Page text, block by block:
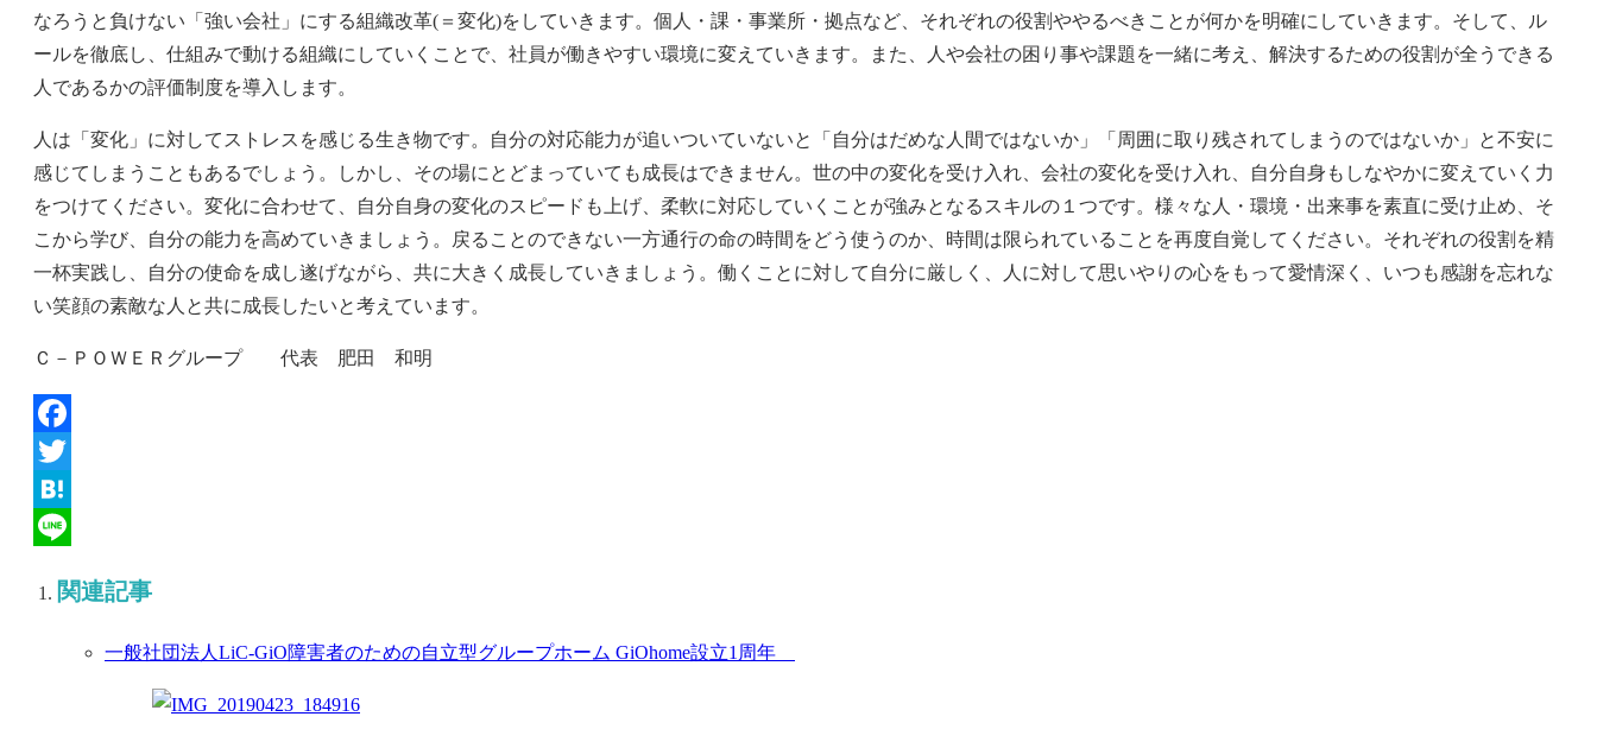
なろうと負けない「強い会社」にする組織改革(＝変化)をしていきます。個人・課・事業所・拠点など、それぞれの役割ややるべきことが何かを明確にしていきます。そして、ル
ールを徹底し、仕組みで動ける組織にしていくことで、社員が働きやすい環境に変えていきます。また、人や会社の困り事や課題を一緒に考え、解決するための役割が全うできる
人であるかの評価制度を導入します。
人は「変化」に対してストレスを感じる生き物です。自分の対応能力が追いついていないと「自分はだめな人間ではないか」「周囲に取り残されてしまうのではないか」と不安に
感じてしまうこともあるでしょう。しかし、その場にとどまっていても成長はできません。世の中の変化を受け入れ、会社の変化を受け入れ、自分自身もしなやかに変えていく力
をつけてください。変化に合わせて、自分自身の変化のスピードも上げ、柔軟に対応していくことが強みとなるスキルの１つです。様々な人・環境・出来事を素直に受け止め、そ
こから学び、自分の能力を高めていきましょう。戻ることのできない一方通行の命の時間をどう使うのか、時間は限られていることを再度自覚してください。それぞれの役割を精
一杯実践し、自分の使命を成し遂げながら、共に大きく成長していきましょう。働くことに対して自分に厳しく、人に対して思いやりの心をもって愛情深く、いつも感謝を忘れな
い笑顔の素敵な人と共に成長したいと考えています。
Ｃ－ＰＯＷＥＲグループ 代表 肥田 和明
Facebook
Twitter
Hatena
関連記事
一般社団法人LiC-GiO障害者のための自立型グループホーム GiOhome設立1周年